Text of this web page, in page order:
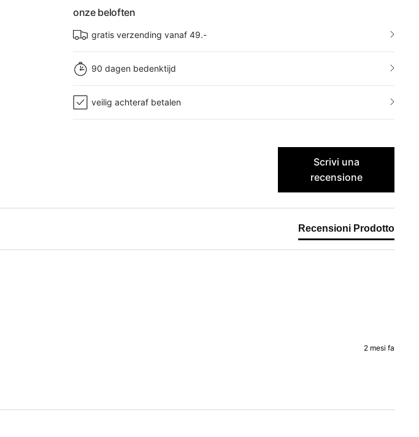
onze beloften
gratis verzending vanaf 49.-
90 dagen bedenktijd
veilig achteraf betalen
Scrivi una
recensione
Recensioni Prodotto
2 mesi fa